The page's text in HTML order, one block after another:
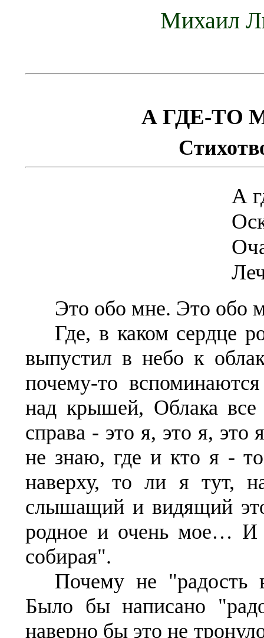
Михаил
А ГДЕ-ТО
А
Это обо мне. Это обо
Где, в каком сердце
выпустил в небо к
почему-то
над крышей, Облака
справа - это я, это я,
не знаю, где и кто я -
наверху, то ли я тут,
слышащий и видящий
родное и очень мое… И
собирая".
Почему не "радость
Было бы написано
наверно бы это не